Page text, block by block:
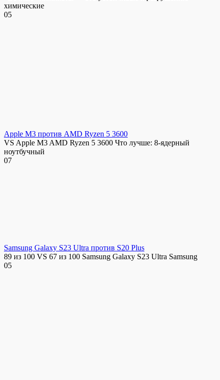
химические
05
Apple M3 против AMD Ryzen 5 3600
VS Apple M3 AMD Ryzen 5 3600 Что лучше: 8-ядерный
ноутбучный
07
Samsung Galaxy S23 Ultra против S20 Plus
89 из 100 VS 67 из 100 Samsung Galaxy S23 Ultra Samsung
05